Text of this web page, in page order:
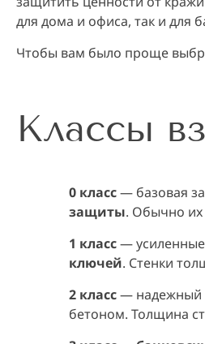
для дома и офиса, так и для
Чтобы вам было проще
Классы
0 класс— базовая
защиты. Обычно их
1 класс— усиленные
ключей. Стенки
2 класс— надежный
бетоном. Толщина